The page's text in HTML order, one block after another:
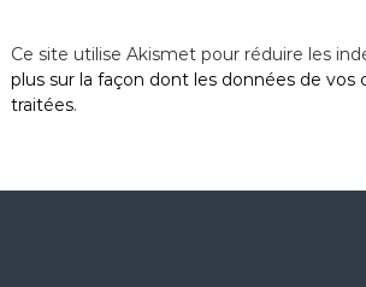
Ce site utilise Akismet pour réduire les
plus sur la façon dont les données de
traitées.